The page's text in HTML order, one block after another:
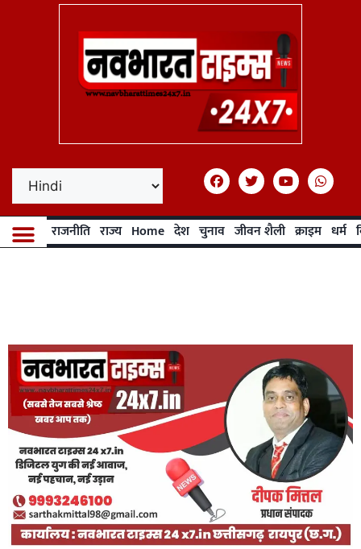
राजनीति राज्य Home देश चुनाव जीवन शैली क्राइम धर्म